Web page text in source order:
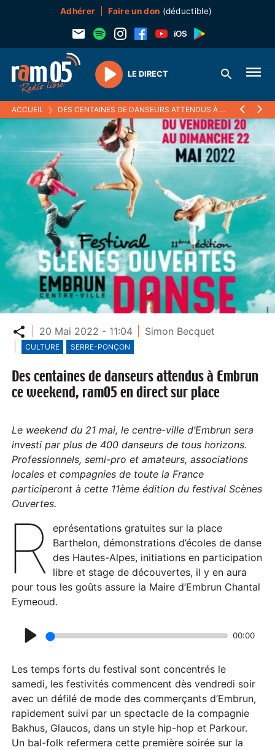
Adhérer Faire un don (déductible)
Play
LE DIRECT
ACCUEIL ❯ DES CENTAINES DE DANSEURS ATTENDUS À EMBRUN CE WEEKEND, RAM05 EN DIRECT SUR PLACE
Partager
20 Mai 2022 - 11:04 Simon Becquet
CULTURE SERRE-PONÇON
Des centaines de danseurs attendus à Embrun
ce weekend, ram05 en direct sur place
Le weekend du 21 mai, le centre-ville d’Embrun sera
investi par plus de 400 danseurs de tous horizons.
Professionnels, semi-pro et amateurs, associations
locales et compagnies de toute la France
participeront à cette 11ème édition du festival Scènes
Ouvertes.
R eprésentations gratuites sur la place
Barthelon, démonstrations d’écoles de danse
des Hautes-Alpes, initiations en participation
libre et stage de découvertes, il y en aura
pour tous les goûts assure la Maire d’Embrun Chantal
Eymeoud.
l
a
y
00:00
Les temps forts du festival sont concentrés le
samedi, les festivités commencent dès vendredi soir
avec un défilé de mode des commerçants d’Embrun,
rapidement suivi par un spectacle de la compagnie
Bakhus, Glaucos, dans un style hip-hop et Parkour.
Un bal-folk refermera cette première soirée sur la